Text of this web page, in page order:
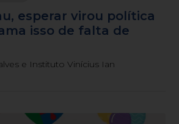
esperar virou política
isso de falta de
e Instituto Vinícius Ian